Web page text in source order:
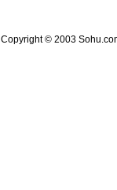
Copyright © 2003